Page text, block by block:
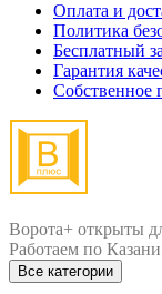
Оплата и
Политика
Бесплатный
Гарантия
Собственное
Ворота+ открыты
Все категории